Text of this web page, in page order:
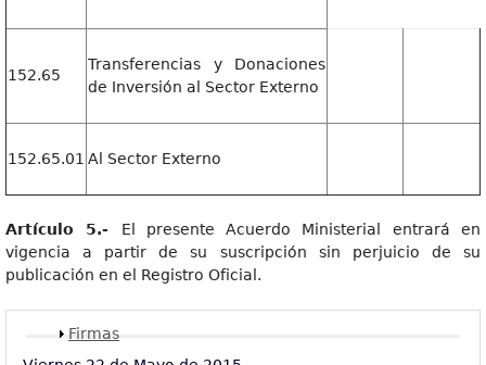
152.65
Transferencias y Donaciones
de Inversión al Sector Externo
152.65.01 Al Sector Externo
Artícul o 5.- El presente Acuerdo Ministerial entrará en
vigencia a partir de su suscripción sin perjuicio de su
publicación en el Registro Oficial.
Mostrar
Firmas